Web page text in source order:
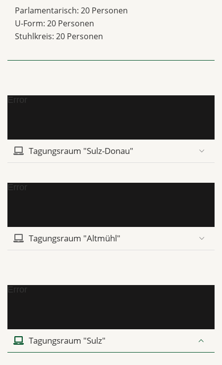
Parlamentarisch: 20 Personen
U-Form: 20 Personen
Stuhlkreis: 20 Personen
Error
Tagungsraum "Sulz-Donau"
Error
Tagungsraum "Altmühl"
Error
Tagungsraum "Sulz"